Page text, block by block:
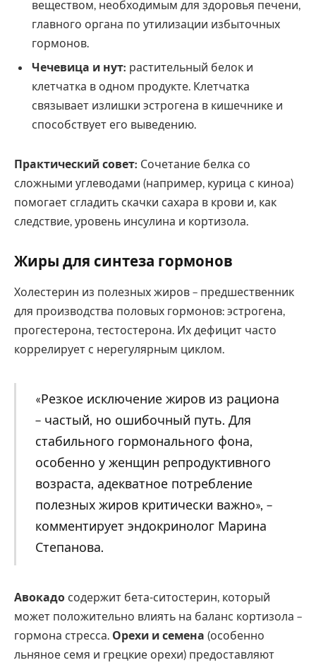
веществом, необходимым для здоровья печени,
главного органа по утилизации избыточных
гормонов.
Чечевица и нут: растительный белок и
клетчатка в одном продукте. Клетчатка
связывает излишки эстрогена в кишечнике и
способствует его выведению.
Практический совет: Сочетание белка со
сложными углеводами (например, курица с киноа)
помогает сгладить скачки сахара в крови и, как
следствие, уровень инсулина и кортизола.
Жиры для синтеза гормонов
Холестерин из полезных жиров – предшественник
для производства половых гормонов: эстрогена,
прогестерона, тестостерона. Их дефицит часто
коррелирует с нерегулярным циклом.
«Резкое исключение жиров из рациона
– частый, но ошибочный путь. Для
стабильного гормонального фона,
особенно у женщин репродуктивного
возраста, адекватное потребление
полезных жиров критически важно», –
комментирует эндокринолог Марина
Степанова.
Авокадо содержит бета-ситостерин, который
может положительно влиять на баланс кортизола –
гормона стресса. Орехи и семена (особенно
льняное семя и грецкие орехи) предоставляют